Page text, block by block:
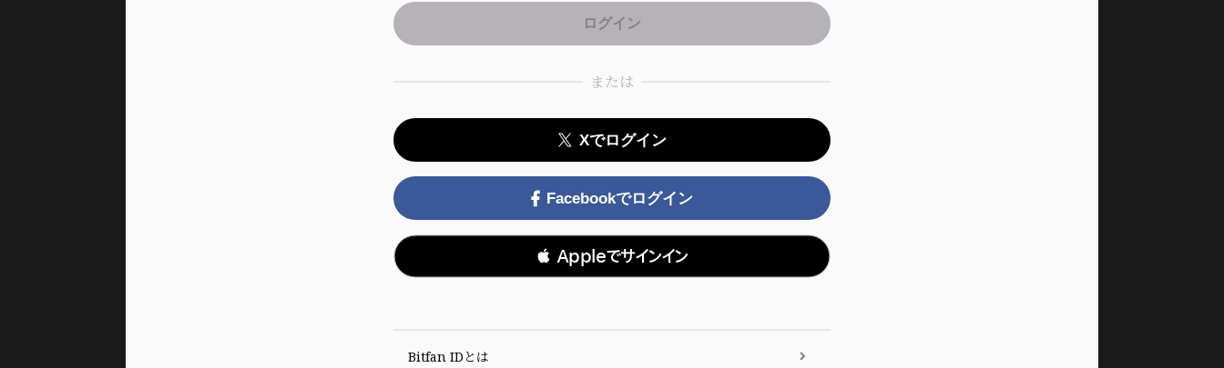
または
Xでログイン
Facebookでログイン
 Appleでサインイン
Bitfan IDとは